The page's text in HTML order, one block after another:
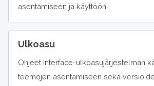
asentamiseen ja käyttöön.
Ulkoasu
Ohjeet Interface-ulkoasujärjestelmän
teemojen asentamiseen sekä